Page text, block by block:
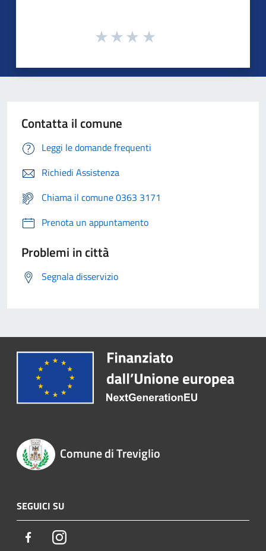
Contatta il comune
Leggi le domande frequenti
Richiedi Assistenza
Chiama il comune 0363 3171
Prenota un appuntamento
Problemi in città
Segnala disservizio
Comune di Treviglio
SEGUICI SU
FacebookInstagram